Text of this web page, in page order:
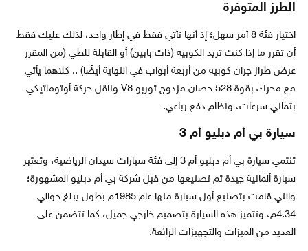
الطرز المتوفرة
اختيار فئة 8 أمر سهل؛ إذ أنها تأتي فقط في إطار واحد، لذلك عليك فقط
أن تقرر ما إذا كنت تريد الكوبيه (ذات بابين) أو القابلة للطي (من المقرر
عرض طراز جران كوبيه من أربعة أبواب في النهاية أيضًا) .. كلاهما يأتي
مع محرك بقوة 528 حصان مزدوج توربو V8 وناقل حركة أوتوماتيكي
بثماني سرعات، ونظام دفع رباعي.
سيارة بي أم دبليو أم 3
تنتمي سيارة بي أم دبليو أم 3 إلى فئة سيارات سيدان الرياضية، وتعتبر
سيارة ألمانية جيدة تم تصنيعها من قبل شركة بي أم دبليو المشهورة؛
والتي قامت بتصنيع أول سيارة منها عام 1985م بطول يبلغ حوالي
4.34م، وتتميز هذه السيارة بتصميم خارجي جميل، كما تتضمن على
العديد من الميزات والتجهيزات الرائعة.